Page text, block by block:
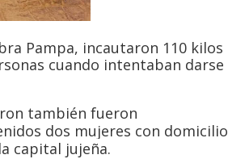
Pampa, incautaron 110 kilos
cuando intentaban darse
también fueron
dos mujeres con domicilio
capital jujeña.